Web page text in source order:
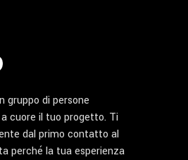
gruppo di persone
cuore il tuo progetto. Ti
dal primo contatto al
perché la tua esperienza